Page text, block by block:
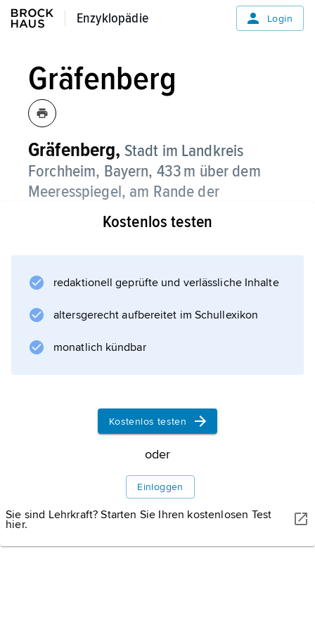
Enzyklopädie
Enzyklopädie Login
Gräfenberg
Gräfenberg, Stadt im Landkreis
Forchheim, Bayern, 433 m über dem
Meeresspiegel, am Rande der
Fränkischen Alb, 4 100 Einwohner;
Kostenlos testen
redaktionell geprüfte und verlässliche Inhalte
altersgerecht aufbereitet im Schullexikon
monatlich kündbar
Kostenlos testen
oder
Einloggen
Sie sind Lehrkraft? Starten Sie Ihren kostenlosen Test
hier.